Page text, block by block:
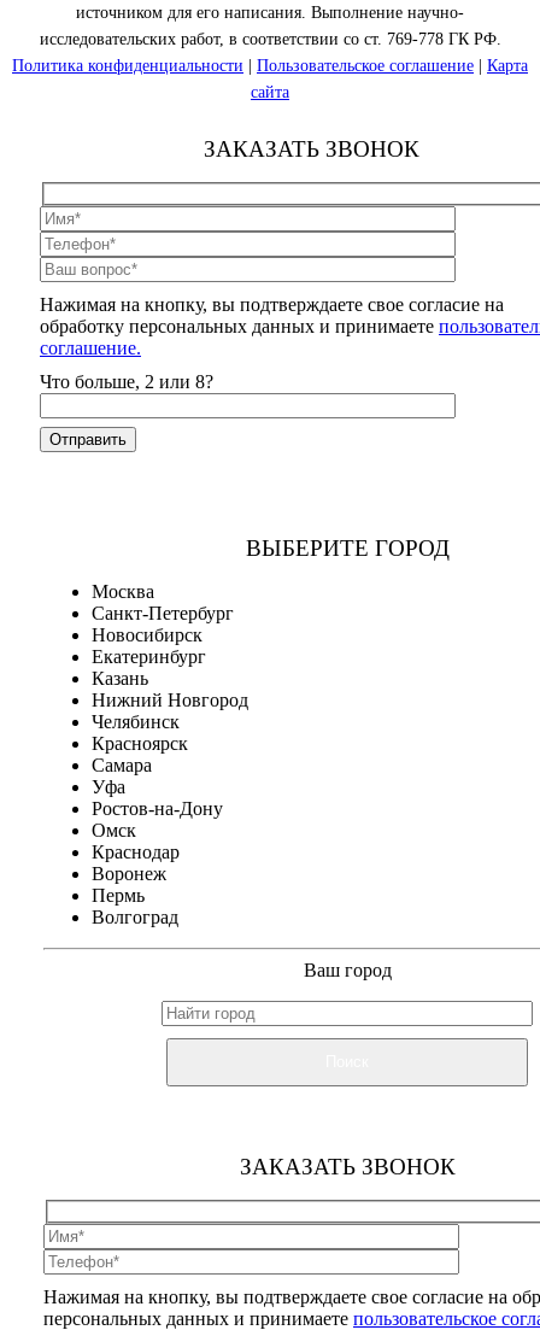
источником для его написания. Выполнение научно-
исследовательских работ, в соответствии со ст. 769-778 ГК РФ.
Политика конфиденциальности
Пользовательское соглашение
Карта
сайта
ЗАКАЗАТЬ ЗВОНОК
Нажимая на кнопку, вы подтверждаете свое согласие на
обработку персональных данных и принимаете
соглашение.
Что больше, 2 или 8?
ВЫБЕРИТЕ ГОРОД
Москва
Санкт-Петербург
Новосибирск
Екатеринбург
Казань
Нижний Новгород
Челябинск
Красноярск
Самара
Уфа
Ростов-на-Дону
Омск
Краснодар
Воронеж
Пермь
Волгоград
Ваш город
ЗАКАЗАТЬ ЗВОНОК
Нажимая на кнопку, вы подтверждаете свое согласие на
персональных данных и принимаете пользовательское